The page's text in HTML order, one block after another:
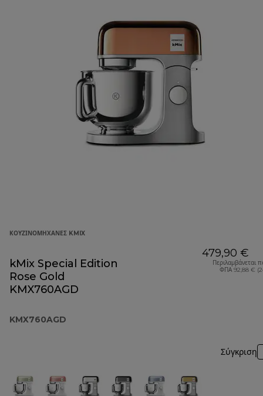
ΚΟΥΖΙΝΟΜΗΧΑΝΈΣ KMIX
kMix Special Edition
Rose Gold
KMX760AGD
KMX760AGD
479,90 €
Περιλαμβάνεται
ΦΠΑ 92,88 €
Σύγκριση